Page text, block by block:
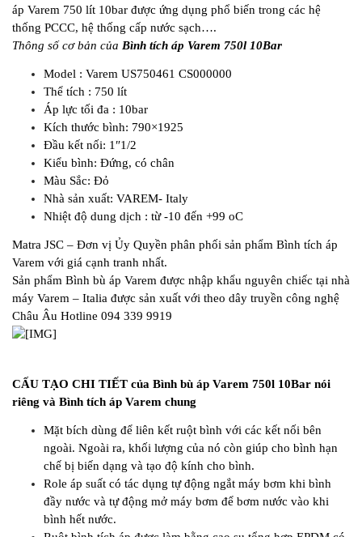
áp Varem 750 lít 10bar được ứng dụng phổ biến trong các hệ
thống PCCC, hệ thống cấp nước sạch….
Thông số cơ bản của Bình tích áp Varem 750l 10Bar
Model : Varem US750461 CS000000
Thể tích : 750 lít
Áp lực tối đa : 10bar
Kích thước bình: 790×1925
Đầu kết nối: 1″1/2
Kiểu bình: Đứng, có chân
Màu Sắc: Đỏ
Nhà sản xuất: VAREM- Italy
Nhiệt độ dung dịch : từ -10 đến +99 oC
Matra JSC – Đơn vị Ủy Quyền phân phối sản phẩm Bình tích áp
Varem với giá cạnh tranh nhất.
Sản phẩm Bình bù áp Varem được nhập khẩu nguyên chiếc tại nhà
máy Varem – Italia được sản xuất với theo dây truyền công nghệ
Châu Âu Hotline 094 339 9919
CẤU TẠO CHI TIẾT của Bình bù áp Varem 750l 10Bar nói
riêng và Bình tích áp Varem chung
Mặt bích dùng để liên kết ruột bình với các kết nối bên
ngoài. Ngoài ra, khối lượng của nó còn giúp cho bình hạn
chế bị biến dạng và tạo độ kính cho bình.
Role áp suất có tác dụng tự động ngắt máy bơm khi bình
đầy nước và tự động mở máy bơm để bơm nước vào khi
bình hết nước.